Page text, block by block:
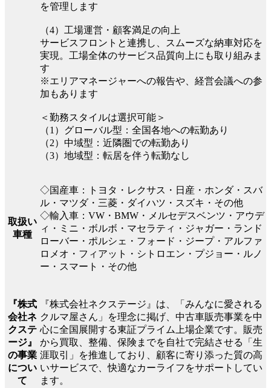
を管理します
（4）工場運営・顧客満足の向上
サービスフロントと連携し、スムーズな納車対応を
実現。工場全体のサービス品質向上にも取り組みま
す
※エリアマネージャーへの報告や、経営会議への参
加もあります
＜勤務スタイルは選択可能＞
（1）グローバル型：全国各地への転勤あり
（2）中域型：近隣圏での転勤あり
（3）地域型：転居を伴う転勤なし
取扱い
車種
◇国産車：トヨタ・レクサス・日産・ホンダ・スバ
ル・マツダ・三菱・ダイハツ・スズキ・その他
◇輸入車：VW・BMW・メルセデスベンツ・アウデ
ィ・ミニ・ボルボ・マセラティ・ジャガー・ランド
ローバー・ポルシェ・フォード・ジープ・アルファ
ロメオ・フィアット・シトロエン・プジョー・ルノ
ー・スマート・その他
『株式
会社ネ
クステ
ージ』
の事業
につい
て
『株式会社ネクステージ』は、「みんなに愛される
クルマ屋さん」を理念に掲げ、中古車販売事業を中
心に全国展開する東証プライム上場企業です。販売
から買取、整備、保険までを自社で完結させる「生
涯取引」を推進しており、顧客に寄り添った質の高
いサービスで、快適なカーライフをサポートしてい
ます。